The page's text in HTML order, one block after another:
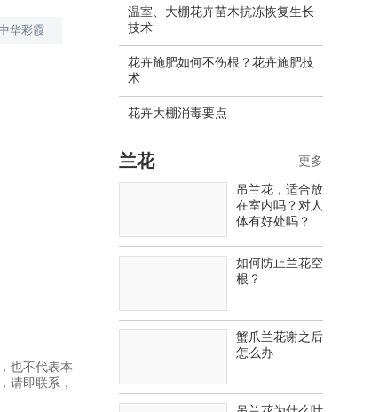
华彩霞
也不代表本
请即联系，
温室、大棚花卉苗木抗冻恢复生长
技术
花卉施肥如何不伤根？花卉施肥技
术
花卉大棚消毒要点
兰花
吊兰花，适合放
在室内吗？对人
体有好处吗？
如何防止兰花空
根？
蟹爪兰花谢之后
怎么办
更多